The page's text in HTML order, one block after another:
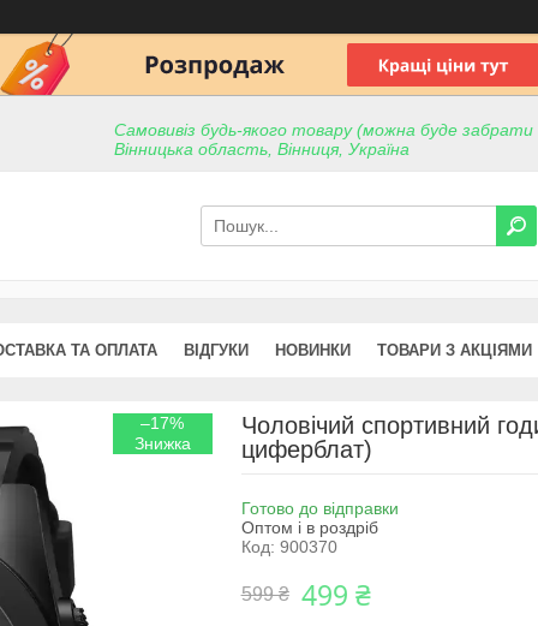
Самовивіз будь-якого товару (можна буде забрати
Вінницька область, Вінниця, Україна
ТА ОПЛАТА ВІДГУКИ НОВИНКИ ТОВАРИ З АКЦІЯМИ
–17%
Чоловічий спортивний
циферблат)
Готово до відправки
Оптом і в роздріб
Код: 900370
599 ₴ 499 ₴